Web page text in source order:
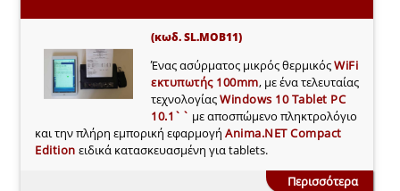
(κωδ. SL.MOB11)
Ένας ασύρματος μικρός θερμικόςWiFi
εκτυπωτής 100mm, με ένα τελευταίας
τεχνολογίαςWindows 10 Tablet PC
10.1`` με αποσπώμενο πληκτρολόγιο
και την πλήρη εμπορική εφαρμογή Anima.NET Compact
Edition ειδικά κατασκευασμένη για tablets.
Περισσότερα